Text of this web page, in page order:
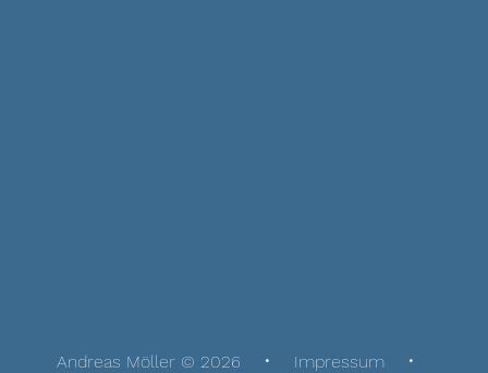
Andreas Möller © 2026 Impressum